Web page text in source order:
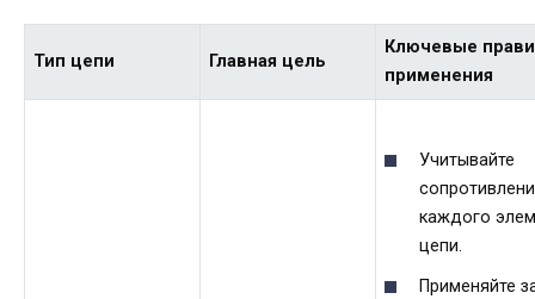
Тип цепи Главная цель
Ключевые
применения
Учитывайте
каждого
цепи.
Применяйте